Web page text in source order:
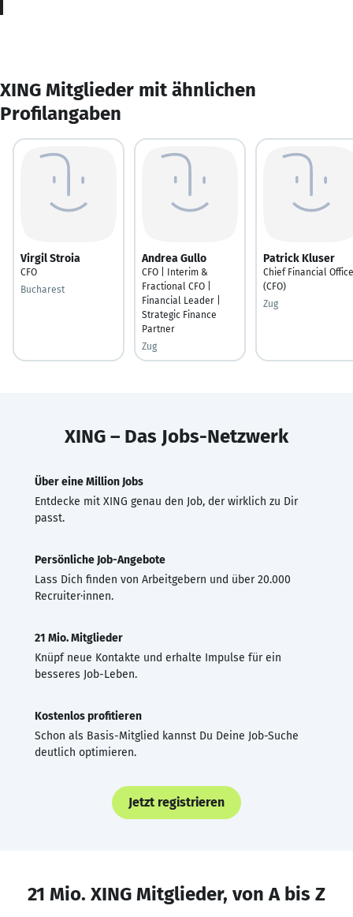
XING Mitglieder mit ähnlichen
Profilangaben
Virgil Stroia
CFO
Bucharest
Andrea Gullo
CFO | Interim &
Fractional CFO |
Financial Leader |
Strategic Finance
Partner
Zug
Patrick Kluser
Chief Financial
(CFO)
Zug
XING – Das Jobs-Netzwerk
Über eine Million Jobs
Entdecke mit XING genau den Job, der wirklich zu Dir
passt.
Persönliche Job-Angebote
Lass Dich finden von Arbeitgebern und über 20.000
Recruiter·innen.
21 Mio. Mitglieder
Knüpf neue Kontakte und erhalte Impulse für ein
besseres Job-Leben.
Kostenlos profitieren
Schon als Basis-Mitglied kannst Du Deine Job-Suche
deutlich optimieren.
Jetzt registrieren
21 Mio. XING Mitglieder, von A bis Z